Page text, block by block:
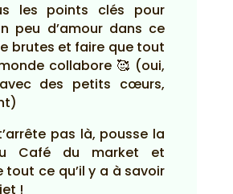
les points clés pour
peu d’amour dans ce
brutes et faire que tout
collabore 🥰 (oui,
des petits cœurs,
pas là, pousse la
Café du market et
tout ce qu’il y a à savoir
!